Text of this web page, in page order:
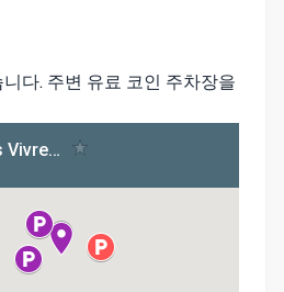
다. 주변 유료 코인 주차장을